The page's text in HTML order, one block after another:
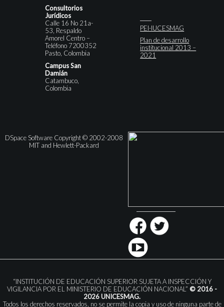
Consultorios
Jurídicos
Calle 16 No 21a-
53, Respaldo
Amorel Centro –
Teléfono 7200352
Pasto, Colombia
Campus San
Damián
Catambuco,
Colombia
PEI-IUCESMAG
Plan de desarrollo
institucional 2013 –
2021
DSpace Software Copyright © 2002-2008
MIT and Hewlett-Packard
“INSTITUCIÓN DE EDUCACIÓN SUPERIOR SUJETA A INSPECCIÓN Y
VIGILANCIA POR EL MINISTERIO DE EDUCACIÓN NACIONAL” © 2016 -
2026 UNICESMAG.
Todos los derechos reservados, no se permite la copia y uso de ninguna parte de